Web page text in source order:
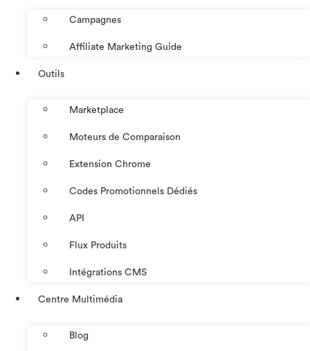
Campagnes
Affiliate Marketing Guide
Outils
Marketplace
Moteurs de Comparaison
Extension Chrome
Codes Promotionnels Dédiés
API
Flux Produits
Intégrations CMS
Centre Multimédia
Blog